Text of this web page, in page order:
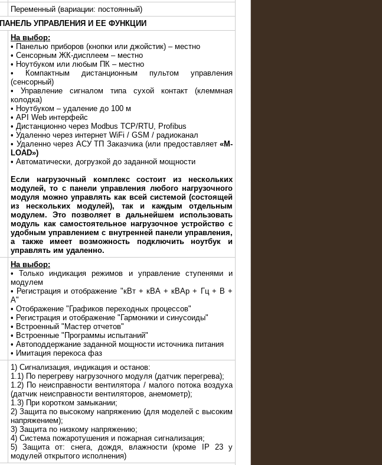
Переменный (вариации: постоянный)
ПАНЕЛЬ УПРАВЛЕНИЯ И ЕЕ ФУНКЦИИ
На выбор:
• Панелью приборов (кнопки или джойстик) – местно
• Сенсорным ЖК-дисплеем – местно
• Ноутбуком или любым ПК – местно
• Компактным дистанционным пультом управления
(сенсорный)
• Управление сигналом типа сухой контакт (клеммная
колодка)
• Ноутбуком – удаление до 100 м
• API Web интерфейс
• Дистанционно через Modbus TCP/RTU, Profibus
• Удаленно через интернет WiFi / GSM / радиоканал
• Удаленно через АСУ ТП Заказчика (или предоставляет «M-
LOAD»)
• Автоматически, догрузкой до заданной мощности
Если нагрузочный комплекс состоит из нескольких
модулей, то с панели управления любого нагрузочного
модуля можно управлять как всей системой (состоящей
из нескольких модулей), так и каждым отдельным
модулем. Это позволяет в дальнейшем использовать
модуль как самостоятельное нагрузочное устройство с
удобным управлением с внутренней панели управления,
а также имеет возможность подключить ноутбук и
управлять им удаленно.
На выбор:
• Только индикация режимов и управление ступенями и
модулем
• Регистрация и отображение "кВт + кВА + кВАр + Гц + В +
А"
• Отображение "Графиков переходных процессов"
• Регистрация и отображение "Гармоники и синусоиды"
• Встроенный "Мастер отчетов"
• Встроенные "Программы испытаний"
• Автоподдержание заданной мощности источника питания
• Имитация перекоса фаз
1) Сигнализация, индикация и останов:
1.1) По перегреву нагрузочного модуля (датчик перегрева);
1.2) По неисправности вентилятора / малого потока воздуха
(датчик неисправности вентиляторов, анемометр);
1.3) При коротком замыкании;
2) Защита по высокому напряжению (для моделей с высоким
напряжением);
3) Защита по низкому напряжению;
4) Система пожаротушения и пожарная сигнализация;
5) Защита от: снега, дождя, влажности (кроме IP 23 у
модулей открытого исполнения)